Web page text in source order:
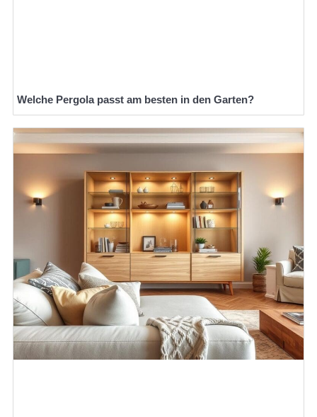
Welche Pergola passt am besten in den Garten?